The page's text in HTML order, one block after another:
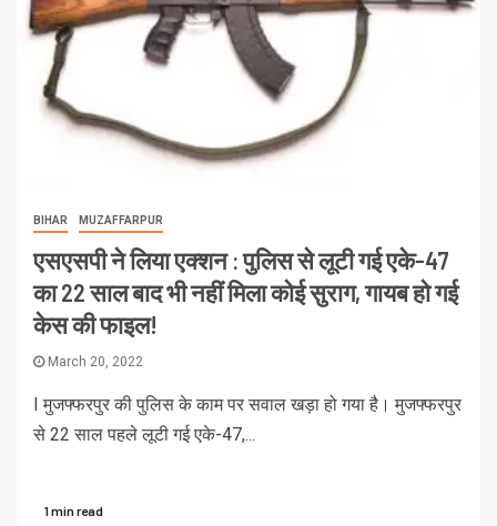
BIHAR MUZAFFARPUR
एसएसपी ने लिया एक्शन : पुलिस से लूटी गई एके-47
का 22 साल बाद भी नहीं मिला कोई सुराग, गायब हो गई
केस की फाइल!
March 20, 2022
I मुजफ्फरपुर की पुलिस के काम पर सवाल खड़ा हो गया है। मुजफ्फरपुर
से 22 साल पहले लूटी गई एके-47,...
1 min read